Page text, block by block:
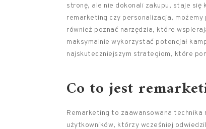
stronę, ale nie dokonali zakupu, staje
remarketing czy personalizacja, możemy
również poznać narzędzia, które
maksymalnie wykorzystać potencjał
najskuteczniejszym strategiom, które
Co to jest
Remarketing to zaawansowana
użytkowników, którzy wcześniej